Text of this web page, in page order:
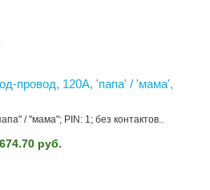
провод, 120A, 'папа' / 'мама',
/ "мама"; PIN: 1; без контактов..
674.70 руб.